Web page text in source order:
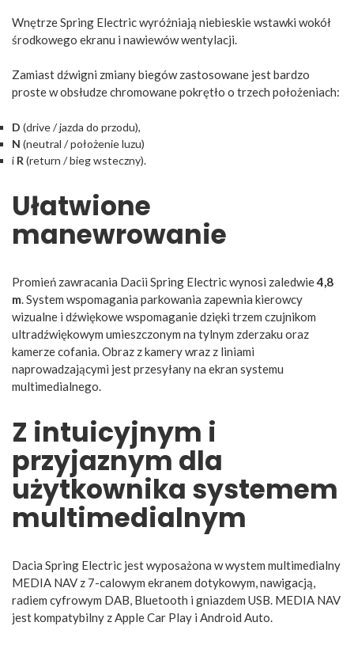
Wnętrze Spring Electric wyróżniają niebieskie wstawki wokół
środkowego ekranu i nawiewów wentylacji.
Zamiast dźwigni zmiany biegów zastosowane jest bardzo
proste w obsłudze chromowane pokrętło o trzech położeniach:
D (drive / jazda do przodu),
N (neutral / położenie luzu)
i R (return / bieg wsteczny).
Ułatwione
manewrowanie
Promień zawracania Dacii Spring Electric wynosi zaledwie4,8
m. System wspomagania parkowania zapewnia kierowcy
wizualne i dźwiękowe wspomaganie dzięki trzem czujnikom
ultradźwiękowym umieszczonym na tylnym zderzaku oraz
kamerze cofania. Obraz z kamery wraz z liniami
naprowadzającymi jest przesyłany na ekran systemu
multimedialnego.
Z intuicyjnym i
przyjaznym dla
użytkownika systemem
multimedialnym
Dacia Spring Electric jest wyposażona w wystem multimedialny
MEDIA NAV z 7-calowym ekranem dotykowym, nawigacją,
radiem cyfrowym DAB, Bluetooth i gniazdem USB. MEDIA NAV
jest kompatybilny z Apple Car Play i Android Auto.